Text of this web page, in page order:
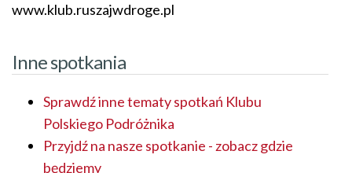
www.klub.ruszajwdroge.pl
Inne spotkania
Sprawdź inne tematy spotkań Klubu
Polskiego Podróżnika
Przyjdź na nasze spotkanie - zobacz gdzie
będziemy